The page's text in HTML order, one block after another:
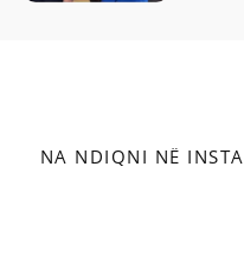
NA NDIQNI NË